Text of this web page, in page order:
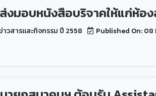
งมอบหนังสือบริจาคให้แก่ห้อ
าวสารและกิจกรรม ปี 2558 Published On: 08